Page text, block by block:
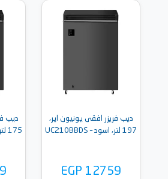
ديب فريزر افقى يونيون اير،
197 لتر، اسود – UC210BBDS
EGP 12759
ديب
175 لتر، اسود – UC175BBDS